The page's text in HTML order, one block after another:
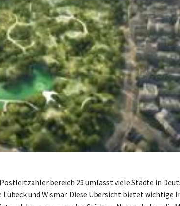
23 umfasst viele Städte in
Lübeck und Wismar. Diese Übersicht bietet wichtige